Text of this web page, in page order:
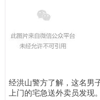
经洪山警方了解，这名男
上门的宅急送外卖员发